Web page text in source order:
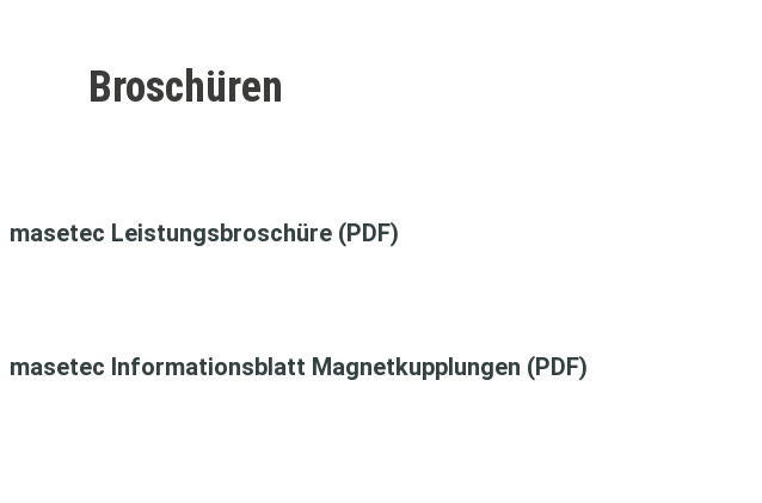
Broschüren
masetec Leistungsbroschüre (PDF)
masetec Informationsblatt Magnet­kup­plungen (PDF)